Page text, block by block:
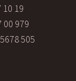
10 19
00 979
505